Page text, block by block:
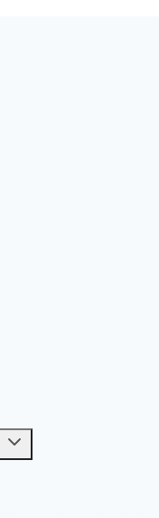
Toggle
child